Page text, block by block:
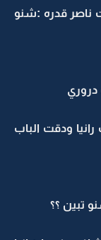
ناصر قدره :شنو
ودقت الباب
تبين ؟؟